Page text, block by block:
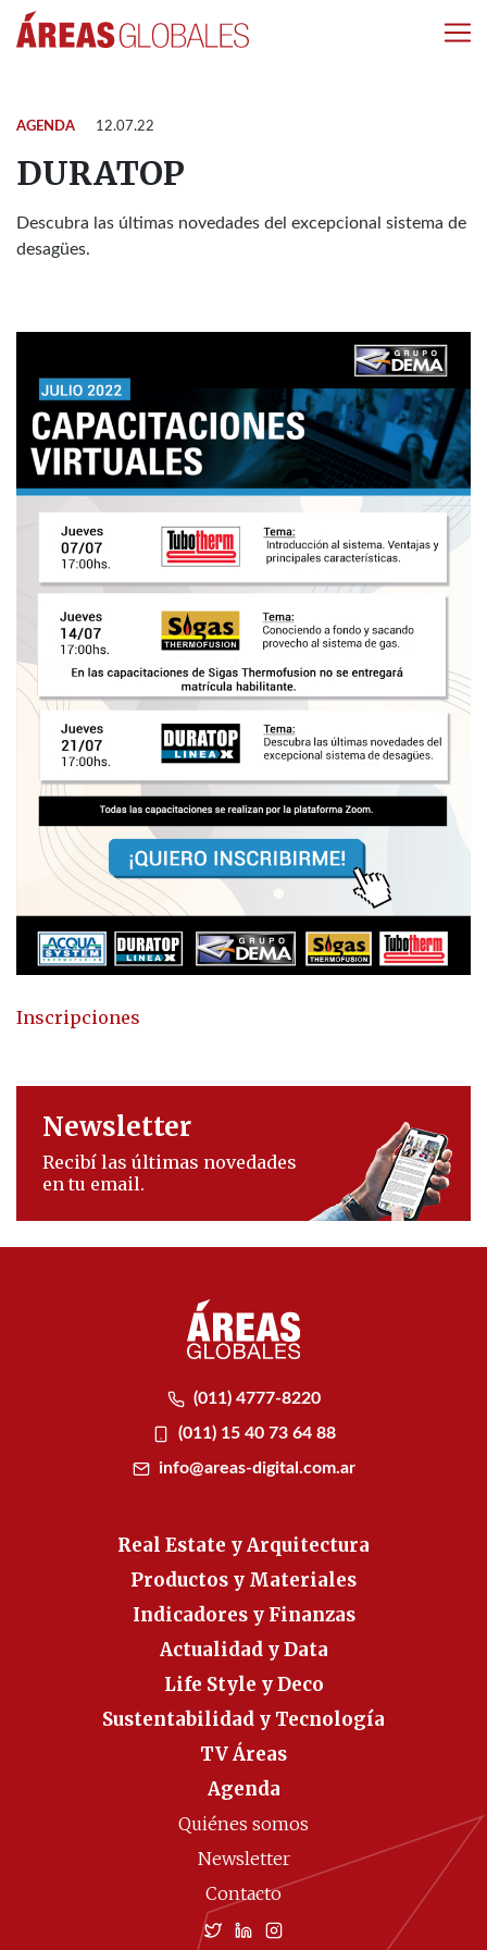
AGENDA 12.07.22
DURATOP
Descubra las últimas novedades del excepcional sistema de
desagües.
Inscripciones
Newsletter
Recibí las últimas novedades
en tu email.
(011) 4777-8220
(011) 15 40 73 64 88
info@areas-digital.com.ar
Real Estate y Arquitectura
Productos y Materiales
Indicadores y Finanzas
Actualidad y Data
Life Style y Deco
Sustentabilidad y Tecnología
TV Áreas
Agenda
Quiénes somos
Newsletter
Contacto